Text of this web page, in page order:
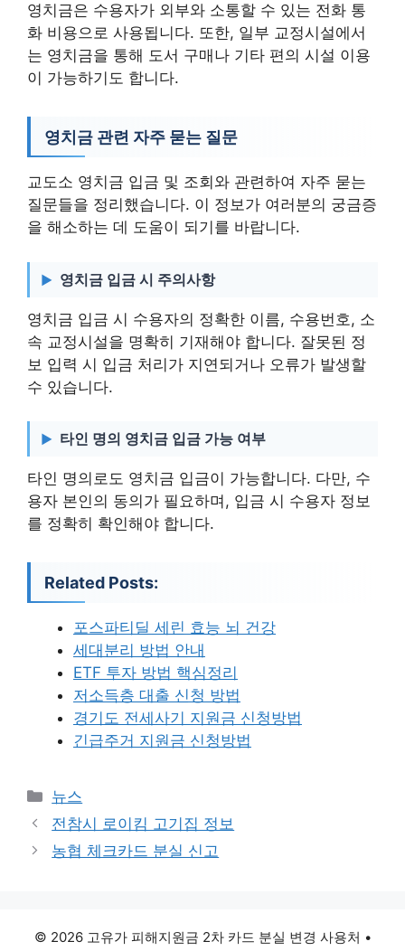
영치금은 수용자가 외부와 소통할 수 있는 전화 통
화 비용으로 사용됩니다. 또한, 일부 교정시설에서
는 영치금을 통해 도서 구매나 기타 편의 시설 이용
이 가능하기도 합니다.
영치금 관련 자주 묻는 질문
교도소 영치금 입금 및 조회와 관련하여 자주 묻는
질문들을 정리했습니다. 이 정보가 여러분의 궁금증
을 해소하는 데 도움이 되기를 바랍니다.
영치금 입금 시 주의사항
영치금 입금 시 수용자의 정확한 이름, 수용번호, 소
속 교정시설을 명확히 기재해야 합니다. 잘못된 정
보 입력 시 입금 처리가 지연되거나 오류가 발생할
수 있습니다.
타인 명의 영치금 입금 가능 여부
타인 명의로도 영치금 입금이 가능합니다. 다만, 수
용자 본인의 동의가 필요하며, 입금 시 수용자 정보
를 정확히 확인해야 합니다.
Related Posts:
포스파티딜 세린 효능 뇌 건강
세대분리 방법 안내
ETF 투자 방법 핵심정리
저소득층 대출 신청 방법
경기도 전세사기 지원금 신청방법
긴급주거 지원금 신청방법
카
테
리
뉴스
전참시 로이킴 고기집 정보
농협 체크카드 분실 신고
© 2026 고유가 피해지원금 2차 카드 분실 변경 사용처 •